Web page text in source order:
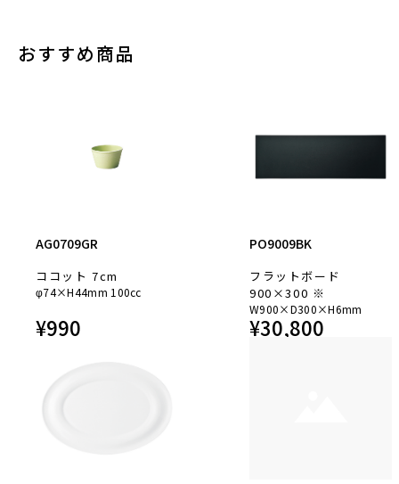
おすすめ商品
AG0709GR
ココット 7cm
φ74×H44mm 100cc
¥990
PO9009BK
フラットボード
900×300 ※
W900×D300×H6mm
¥30,800